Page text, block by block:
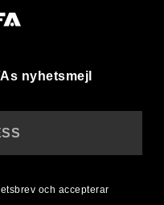
nyhetsmejl
och accepterar